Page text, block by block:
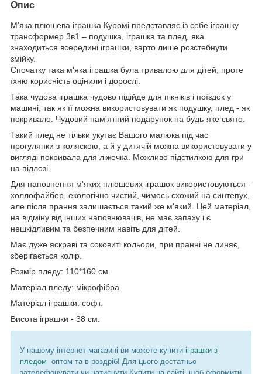
Опис
М'яка плюшева іграшка Куромі представляє із себе іграшку
трансформер 3в1 – подушка, іграшка та плед, яка
знаходиться всередині іграшки, варто лише розстебнути
змійку.
Спочатку така м'яка іграшка була тривалою для дітей, проте
їхню корисність оцінили і дорослі.
Така чудова іграшка чудово підійде для пікніків і поїздок у
машині, так як її можна використовувати як подушку, плед - як
покривало. Чудовий пам'ятний подарунок на будь-яке свято.
Такий плед не тільки укутає Вашого малюка під час
прогулянки з коляскою, а й у дитячій можна використовувати у
вигляді покривала для ліжечка. Можливо підстилкою для гри
на підлозі.
Для наповнення м'яких плюшевих іграшок використовуються -
холлофайбер, екологічно чистий, чимось схожий на синтепух,
але після прання залишається такий же м'який. Цей матеріал,
на відміну від інших наповнювачів, не має запаху і є
нешкідливим та безпечним навіть для дітей.
Має дуже яскраві та соковиті кольори, при пранні не линяє,
зберігається колір.
Розмір пледу: 110*160 см.
Матеріал пледу: мікрофібра.
Матеріал іграшки: софт.
Висота іграшки - 38 см.
У нашому інтернет-магазині ви можете купити іграшки з
пледом оптом та в роздріб! Для цього достатньо